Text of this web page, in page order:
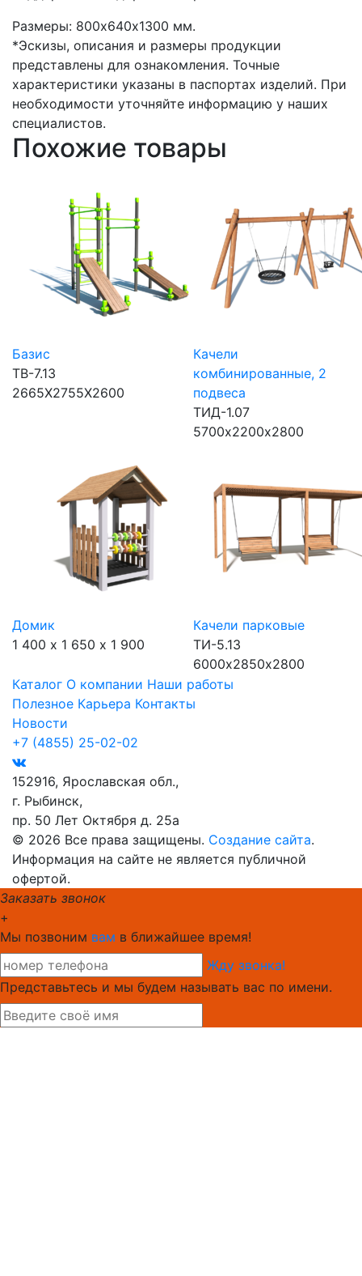
Размеры: 800х640х1300 мм.
*Эскизы, описания и размеры продукции
представлены для ознакомления. Точные
характеристики указаны в паспортах изделий. При
необходимости уточняйте информацию у наших
специалистов.
Похожие товары
Базис
ТВ-7.13
2665Х2755Х2600
Качели
комбинированные, 2
подвеса
ТИД-1.07
5700х2200х2800
Домик
1 400 х 1 650 х 1 900
Качели парковые
ТИ-5.13
6000х2850х2800
Каталог О компании Наши работы
Полезное Карьера Контакты
Новости
+7 (4855) 25-02-02
152916, Ярославская обл.,
г. Рыбинск,
пр. 50 Лет Октября д. 25а
© 2026 Все права защищены. Создание сайта.
Информация на сайте не является публичной
офертой.
Заказать звонок
+
Мы позвоним вам в ближайшее время!
Жду звонка!
Представьтесь и мы будем называть вас по имени.